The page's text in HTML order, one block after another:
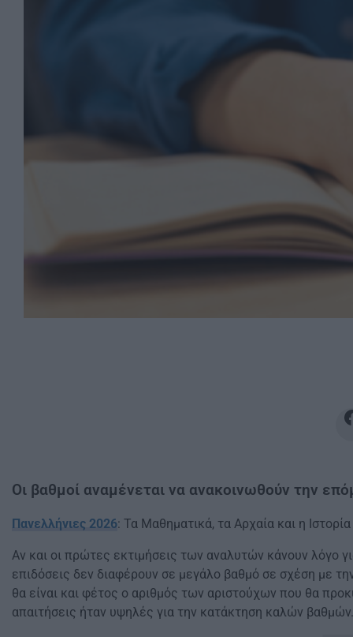
Οι βαθμοί αναμένεται να ανακοινωθούν την
Πανελλήνιες 2026: Τα Μαθηματικά, τα Αρχαία και η
Αν και οι πρώτες εκτιμήσεις των αναλυτών κάνουν λόγο
επιδόσεις δεν διαφέρουν σε μεγάλο βαθμό σε σχέση με
θα είναι και φέτος ο αριθμός των αριστούχων που θα
απαιτήσεις ήταν υψηλές για την κατάκτηση καλών βαθμών.